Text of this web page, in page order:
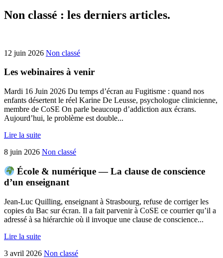
Non classé : les derniers articles.
12 juin 2026 Non classé
Les webinaires à venir
Mardi 16 Juin 2026 Du temps d’écran au Fugitisme : quand nos
enfants désertent le réel Karine De Leusse, psychologue clinicienne,
membre de CoSE On parle beaucoup d’addiction aux écrans.
Aujourd’hui, le problème est double...
Lire la suite
8 juin 2026 Non classé
École & numérique — La clause de conscience
d’un enseignant
Jean-Luc Quilling, enseignant à Strasbourg, refuse de corriger les
copies du Bac sur écran. Il a fait parvenir à CoSE ce courrier qu’il a
adressé à sa hiérarchie où il invoque une clause de conscience...
Lire la suite
3 avril 2026 Non classé